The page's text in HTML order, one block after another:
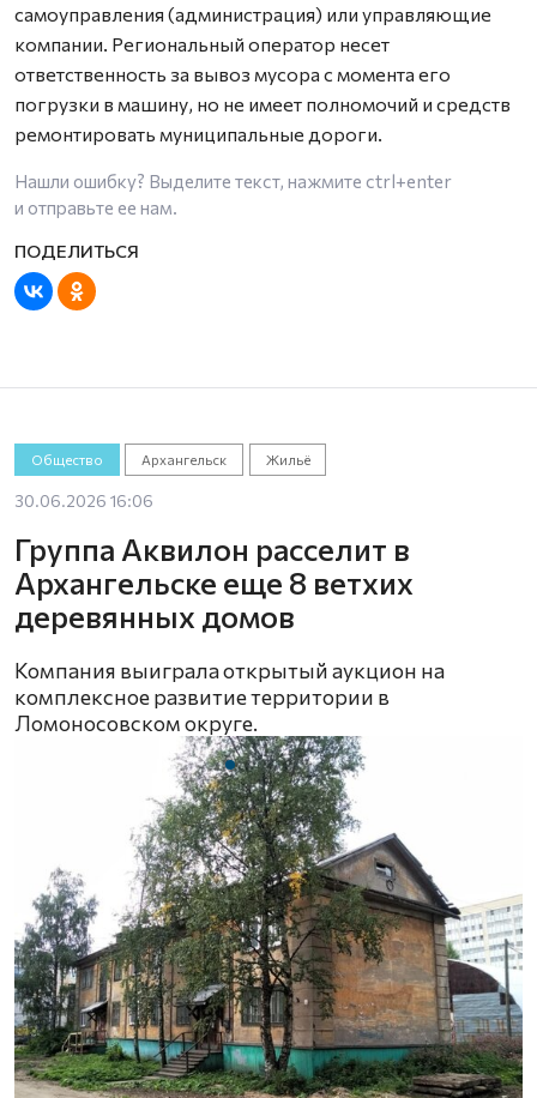
самоуправления (администрация) или управляющие
компании. Региональный оператор несет
ответственность за вывоз мусора с момента его
погрузки в машину, но не имеет полномочий и средств
ремонтировать муниципальные дороги.
Нашли ошибку? Выделите текст, нажмите ctrl+enter
и отправьте ее нам.
Общество Архангельск Жильё
30.06.2026 16:06
Группа Аквилон расселит в
Архангельске еще 8 ветхих
деревянных домов
Компания выиграла открытый аукцион на
комплексное развитие территории в
Ломоносовском округе.